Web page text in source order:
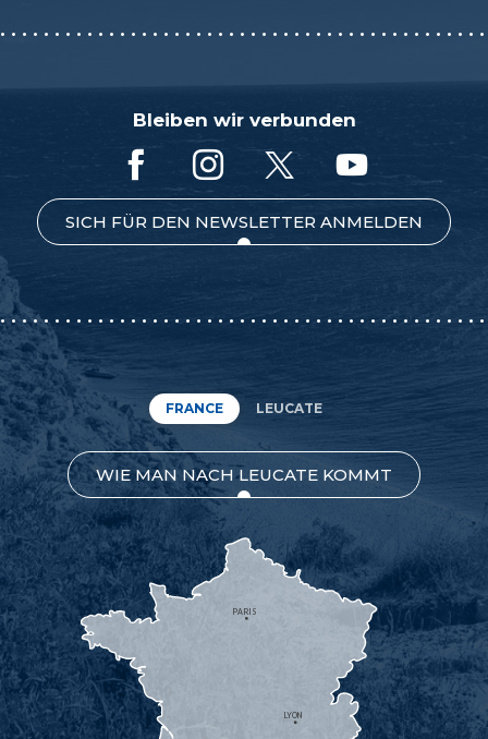
Bleiben wir verbunden
SICH FÜR DEN NEWSLETTER ANMELDEN
FRANCE LEUCATE
WIE MAN NACH LEUCATE KOMMT
LYON
PARIS